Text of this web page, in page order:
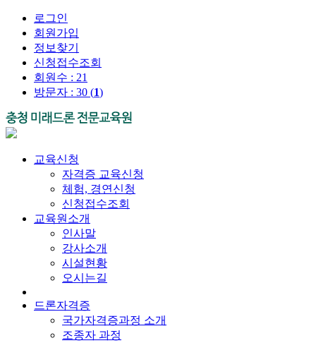
로그인
회원가입
정보찾기
신청접수조회
회원수 : 21
방문자 : 30 (1)
교육신청
자격증 교육신청
체험, 경연신청
신청접수조회
교육원소개
인사말
강사소개
시설현황
오시는길
드론자격증
국가자격증과정 소개
조종자 과정